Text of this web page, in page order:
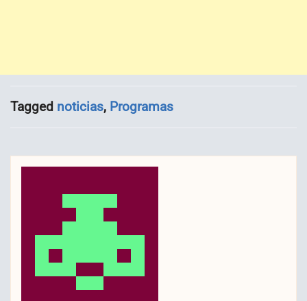
Tagged noticias, Programas